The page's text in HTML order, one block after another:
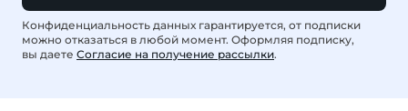
Конфиденциальность данных гарантируется, от подписки
можно отказаться в любой момент. Оформляя подписку,
вы даете Согласие на получение рассылки.